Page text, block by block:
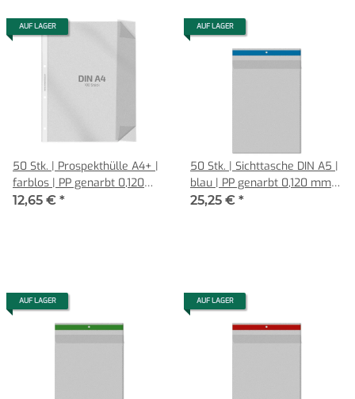
AUF LAGER
50 Stk. | Prospekthülle A4+ |
farblos | PP genarbt 0,120
mm | REIF Hamburg
12,65 € *
AUF LAGER
50 Stk. | Sichttasche DIN A5 |
blau | PP genarbt 0,120 mm |
Hochformat mit Klappe
25,25 € *
AUF LAGER AUF LAGER